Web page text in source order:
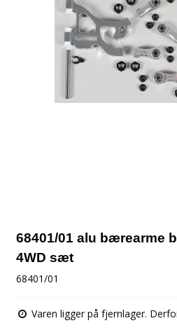
68401/01 alu bærearme
4WD sæt
68401/01
Varen ligger på fjernlager.